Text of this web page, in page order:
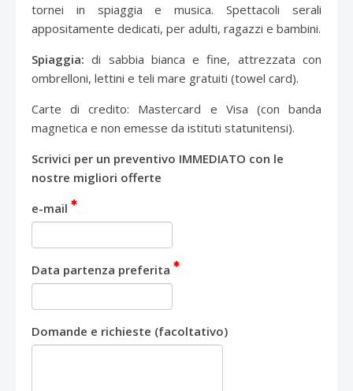
tornei in spiaggia e musica. Spettacoli serali
appositamente dedicati, per adulti, ragazzi e bambini.
Spiaggia: di sabbia bianca e fine, attrezzata con
ombrelloni, lettini e teli mare gratuiti (towel card).
Carte di credito: Mastercard e Visa (con banda
magnetica e non emesse da istituti statunitensi).
Scrivici per un preventivo IMMEDIATO con le
nostre migliori offerte
e-mail
Data partenza preferita
Domande e richieste (facoltativo)